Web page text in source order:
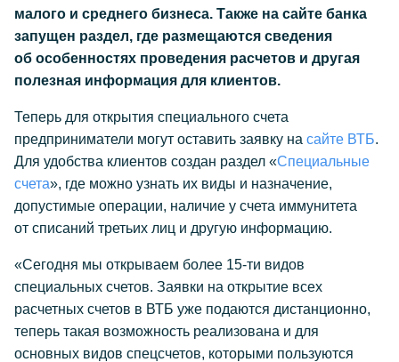
малого и среднего бизнеса. Также на сайте банка
запущен раздел, где размещаются сведения
об особенностях проведения расчетов и другая
полезная информация для клиентов.
Теперь для открытия специального счета
предприниматели могут оставить заявку на сайте ВТБ.
Для удобства клиентов создан раздел «Специальные
счета», где можно узнать их виды и назначение,
допустимые операции, наличие у счета иммунитета
от списаний третьих лиц и другую информацию.
«Сегодня мы открываем более 15-ти видов
специальных счетов. Заявки на открытие всех
расчетных счетов в ВТБ уже подаются дистанционно,
теперь такая возможность реализована и для
основных видов спецсчетов, которыми пользуются